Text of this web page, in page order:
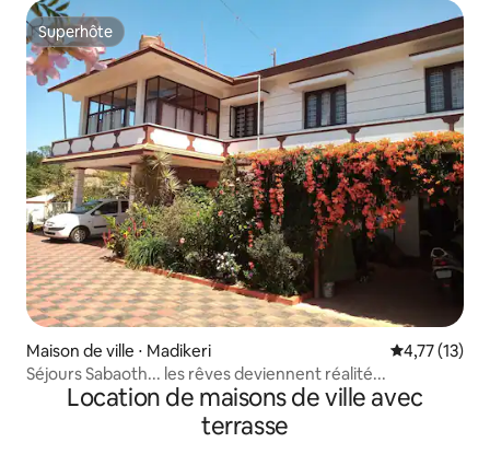
Superhôte
Superhôte
Maison de ville ⋅ Madikeri Évaluation
4,77 (13)
Séjours Sabaoth... les rêves deviennent réalité...
Location de maisons de ville avec
terrasse